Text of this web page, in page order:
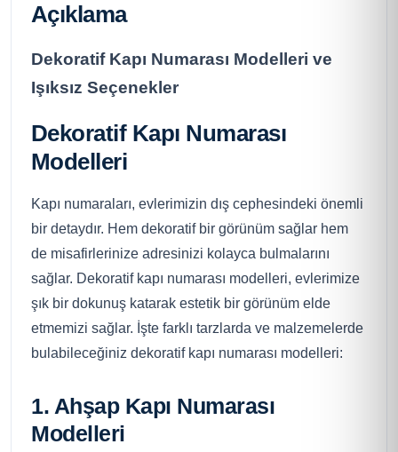
Açıklama
Dekoratif Kapı Numarası Modelleri ve
Işıksız Seçenekler
Dekoratif Kapı Numarası
Modelleri
Kapı numaraları, evlerimizin dış cephesindeki önemli
bir detaydır. Hem dekoratif bir görünüm sağlar hem
de misafirlerinize adresinizi kolayca bulmalarını
sağlar. Dekoratif kapı numarası modelleri, evlerimize
şık bir dokunuş katarak estetik bir görünüm elde
etmemizi sağlar. İşte farklı tarzlarda ve malzemelerde
bulabileceğiniz dekoratif kapı numarası modelleri:
1. Ahşap Kapı Numarası
Modelleri